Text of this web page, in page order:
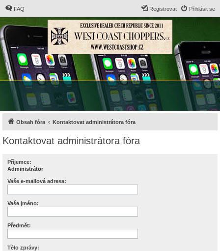
FAQ Přihlásit se
Registrovat
Obsah fóra Kontaktovat administrátora fóra
Kontaktovat administrátora fóra
Příjemce:
Administrátor
Vaše e-mailová adresa:
Vaše jméno:
Předmět:
Tělo zprávy: